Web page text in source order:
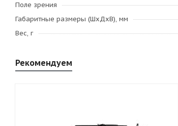
Поле зрения
Габаритные размеры (ШхДхВ), мм
Вес, г
Рекомендуем